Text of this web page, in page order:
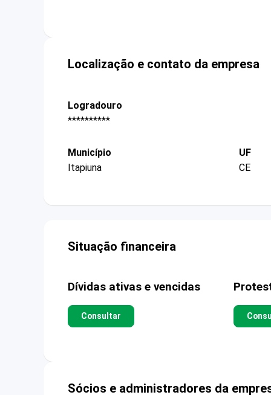
Localização e contato da empresa
Logradouro
**********
Município
Itapiuna
UF
CE
Situação financeira
Dívidas ativas e vencidas
Consultar
Sócios e administradores da